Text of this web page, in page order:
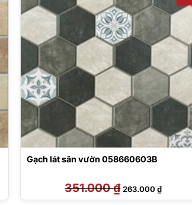
Gạch lát sân vườn 058660603B
351.000₫ Giá
gốc
là:
263.000₫Giá
hiện
tại